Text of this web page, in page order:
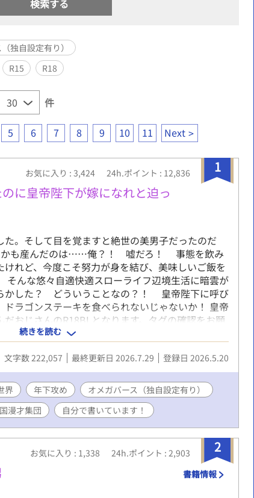
独自設定有り）
R15 R18
件
5 6 7 8 9 10 11 Next
1
お気に入り : 3,424 24h.ポイント : 12,836
に皇帝陛下が嫁になれと迫っ
。そして目を覚ますと絶世の美男子だったのだ
かも産んだのは……俺？！ 嘘だろ！ 事態を飲み
れど、今度こそ努力が身を結び、美味しいご飯を
んな悠々自適快適スローライフ辺境生活に暗雲が
かした？ どういうことなの？！ 皇帝陛下に呼び
ラゴンステーキを食べられないじゃないか！ 皇帝
おじさんのR18BLとなります。タグの確認をお願
ます。長い間お読みいただきありがとうございま
の追加など考えております(*'ω'*) その時は楽しんで
続きを読む
文字数 222,057 最終更新日 2026.7.29 登録日 2026.5.20
界 年下攻め
オメガバース（独自設定有り）
漫才集団 自分で書いています！
2
お気に入り : 1,338 24h.ポイント : 2,903
書籍情報